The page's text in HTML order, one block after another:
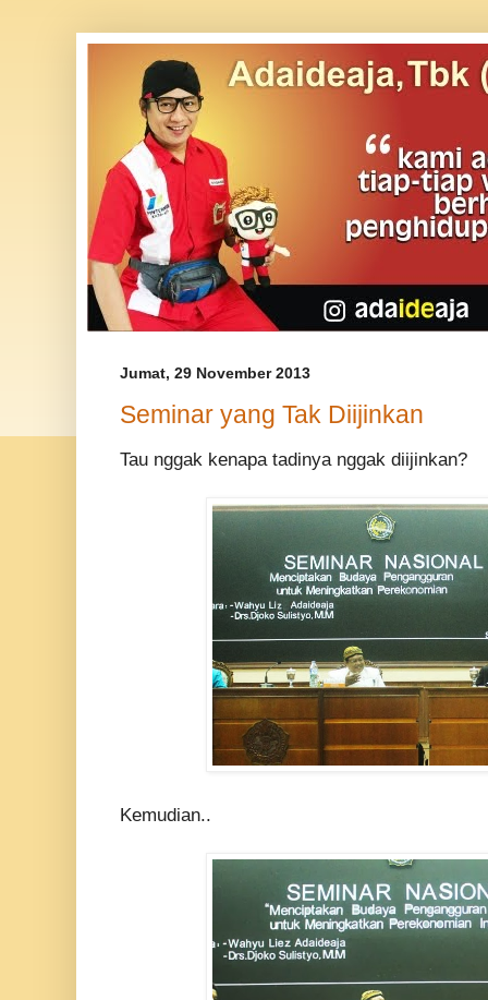
Jumat, 29 November 2013
Seminar yang Tak Diijinkan
Tau nggak kenapa tadinya nggak diijinkan?
Kemudian..